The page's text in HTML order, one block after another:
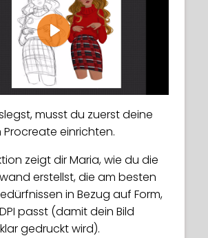
Play
musst du zuerst deine
Procreate einrichten.
zeigt dir Maria, wie du die
erstellst, die am besten
in Bezug auf Form,
passt (damit dein Bild
gedruckt wird).